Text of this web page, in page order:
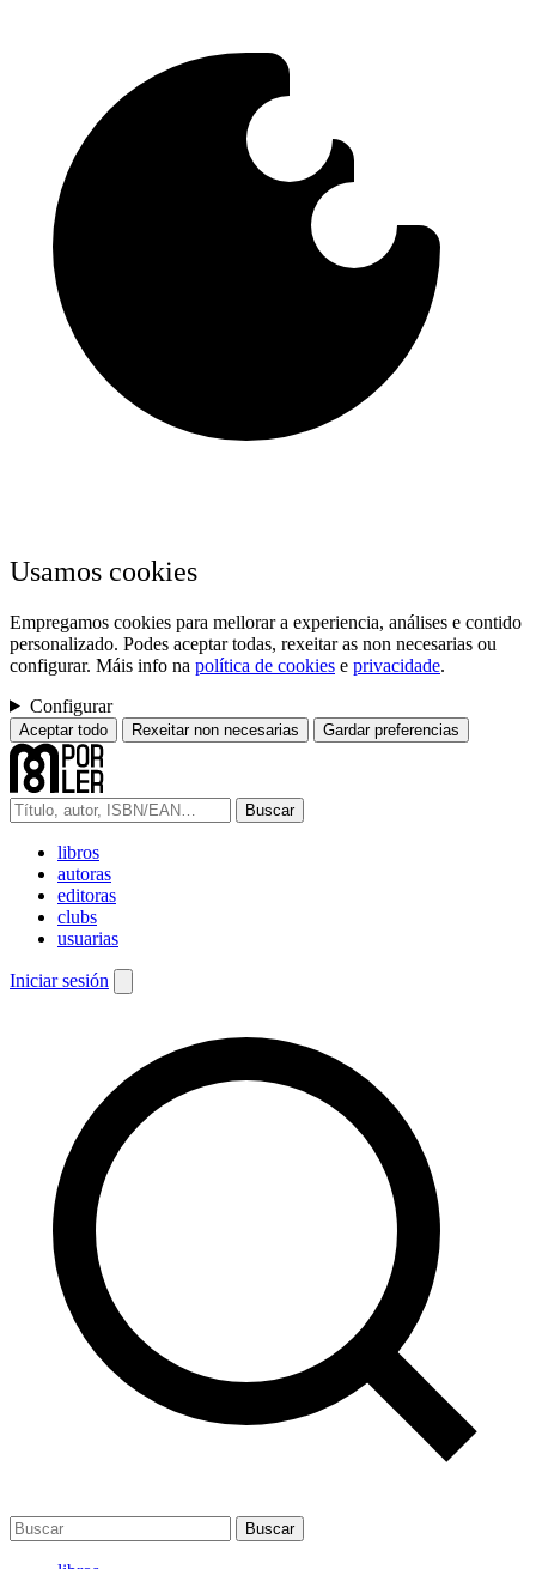
Usamos cookies
Empregamos cookies para mellorar a experiencia, análises e contido
personalizado. Podes aceptar todas, rexeitar as non necesarias ou
configurar. Máis info na política de cookies e privacidade.
Configurar
Aceptar todo Rexeitar non necesarias Gardar preferencias
Buscar
libros
autoras
editoras
clubs
usuarias
Iniciar sesión
Buscar